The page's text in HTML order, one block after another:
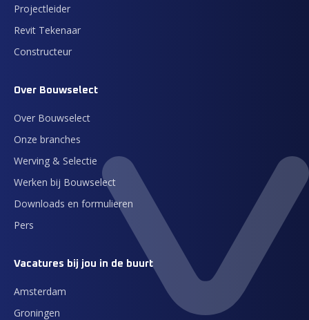
Projectleider
Revit Tekenaar
Constructeur
Over Bouwselect
Over Bouwselect
Onze branches
Werving & Selectie
Werken bij Bouwselect
Downloads en formulieren
Pers
Vacatures bij jou in de buurt
Amsterdam
Groningen